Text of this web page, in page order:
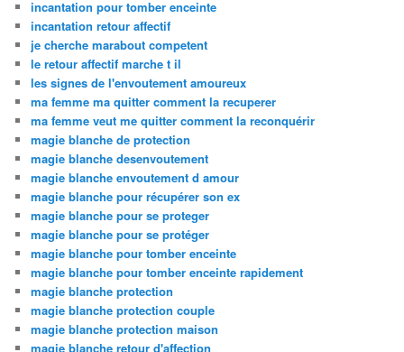
incantation pour tomber enceinte
incantation retour affectif
je cherche marabout competent
le retour affectif marche t il
les signes de l'envoutement amoureux
ma femme ma quitter comment la recuperer
ma femme veut me quitter comment la reconquérir
magie blanche de protection
magie blanche desenvoutement
magie blanche envoutement d amour
magie blanche pour récupérer son ex
magie blanche pour se proteger
magie blanche pour se protéger
magie blanche pour tomber enceinte
magie blanche pour tomber enceinte rapidement
magie blanche protection
magie blanche protection couple
magie blanche protection maison
magie blanche retour d'affection